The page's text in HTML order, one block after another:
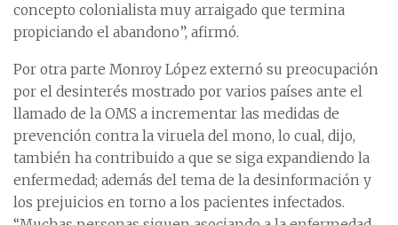
concepto colonialista muy arraigado que termina
propiciando el abandono”, afirmó.
Por otra parte Monroy López externó su preocupación
por el desinterés mostrado por varios países ante el
llamado de la OMS a incrementar las medidas de
prevención contra la viruela del mono, lo cual, dijo,
también ha contribuido a que se siga expandiendo la
enfermedad; además del tema de la desinformación y
los prejuicios en torno a los pacientes infectados.